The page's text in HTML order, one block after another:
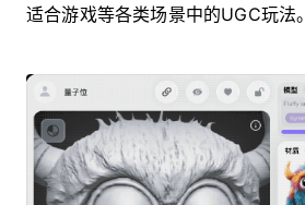
适合游戏等各类场景中的UGC玩法。